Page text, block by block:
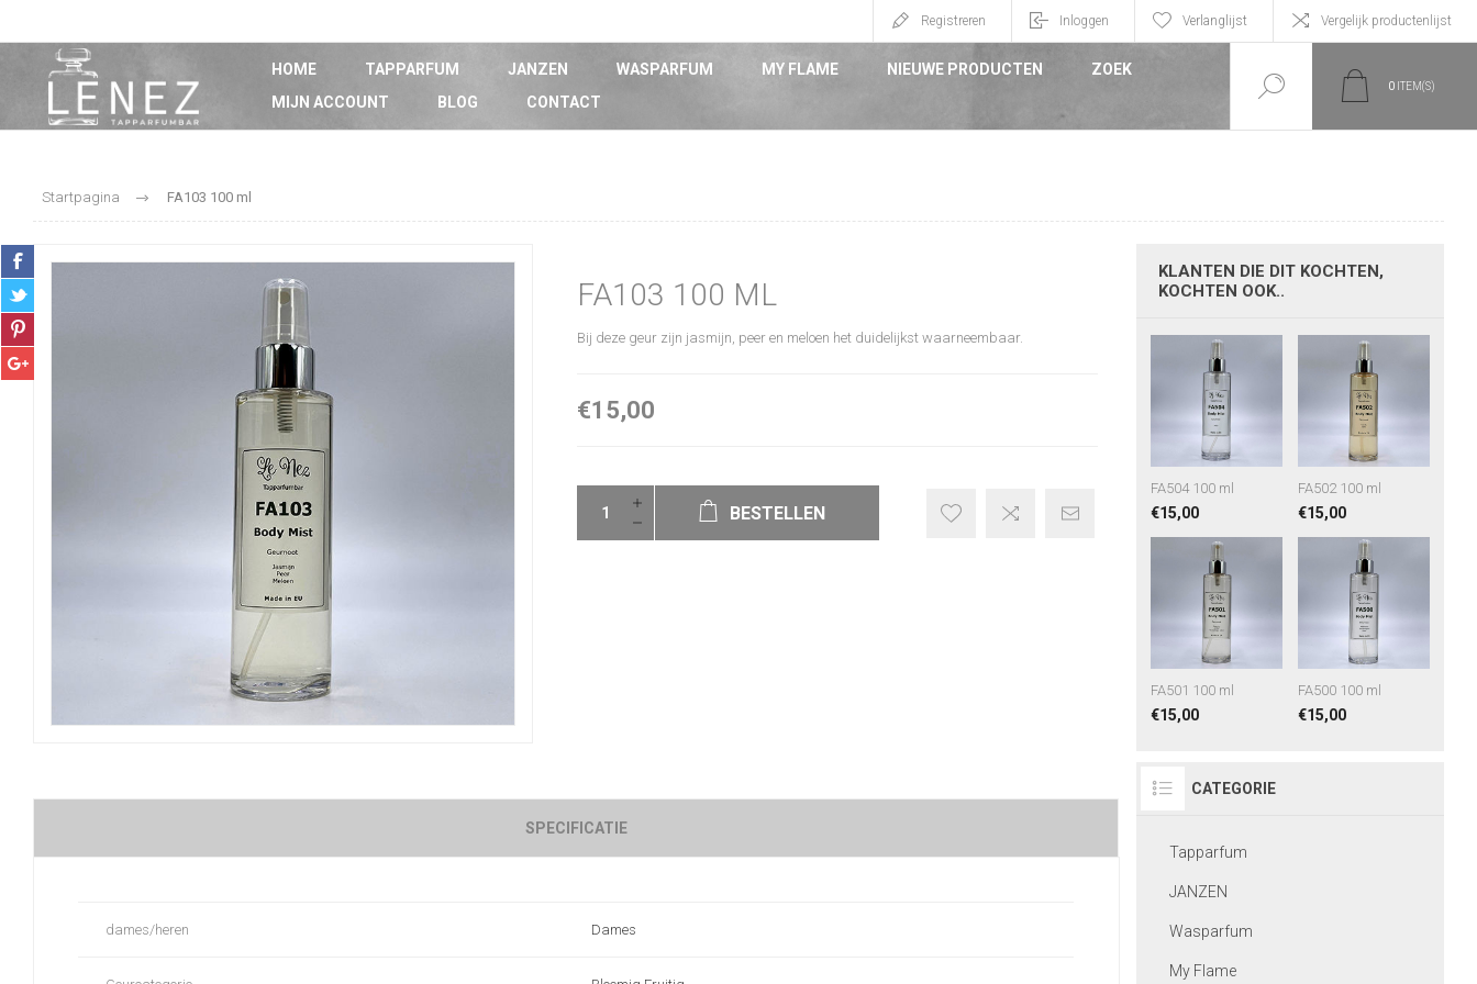
Registreren Inloggen Verlanglijst Vergelijk productenlijst
HOME TAPPARFUM JANZEN WASPARFUM MY FLAME NIEUWE PRODUCTEN
ZOEK
MIJN ACCOUNT
BLOG CONTACT
0 ITEM(S)
Startpagina FA103 100 ml
FA103 100 ML
Bij deze geur zijn jasmijn, peer en meloen het duidelijkst waarneembaar.
€15,00
BESTELLEN
SPECIFICATIE
dames/heren Dames
KLANTEN DIE DIT KOCHTEN,
KOCHTEN OOK..
FA504 100 ml
€15,00
FA502 100 ml
€15,00
FA501 100 ml
€15,00
FA500 100 ml
€15,00
CATEGORIE
Tapparfum
JANZEN
Wasparfum
My Flame